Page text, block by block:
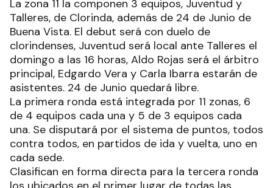
La zona 11 la componen 3 equipos, Juventud y
Talleres, de Clorinda, además de 24 de Junio de
Buena Vista. El debut será con duelo de
clorindenses, Juventud será local ante Talleres el
domingo a las 16 horas, Aldo Rojas será el árbitro
principal, Edgardo Vera y Carla Ibarra estarán de
asistentes. 24 de Junio quedará libre.
La primera ronda está integrada por 11 zonas, 6
de 4 equipos cada una y 5 de 3 equipos cada
una. Se disputará por el sistema de puntos, todos
contra todos, en partidos de ida y vuelta, uno en
cada sede.
Clasifican en forma directa para la tercera ronda